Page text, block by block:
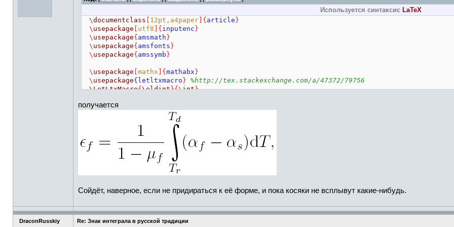
Используется синтаксис LaTeX
\documentclass 12pt,a4paper]{ article }
\ usepackage utf8 ]{ inputenc }
\ usepackage{ amsmath }
\ usepackage{ amsfonts }
\ usepackage{ amssymb }
\ usepackage mathx ]{ mathabx }
\ usepackage{letltxmacro } %http://tex.stackexchange.com/a/47372/79756
\LetLtxMacro{\oldint}{\int}
\usepackage
}{\mathop
\begin document}
\[
\epsilon
\frac{1}{1-\mu_f}
(\alpha_f-\alpha_s)\mathrm{d}T,
\end{document}
получается
Сойдёт, наверное, если не придираться к её форме, и пока косяки не всплывут какие-нибудь.
DraconRusskiy Re: Знак интеграла в русской традиции